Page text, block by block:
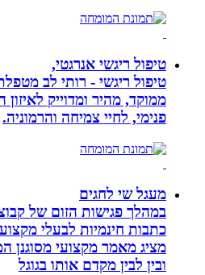
טיפול ריגשי אנרגטי,
טיפול ריגשי - רותי לב מטפלת
ממוקד, מהיר ומדוייק לאיזון הגוף
פנימי, לחיי צמיחה והרמוניה.
מעגל שי לחגים
במהלך פגישות הזום של קבוצות
כתבות חינמיות לבעלי מקצוע
מציג מאמר מקצועי מסוגנן
ובין לבין מקדם אותו בגוגל